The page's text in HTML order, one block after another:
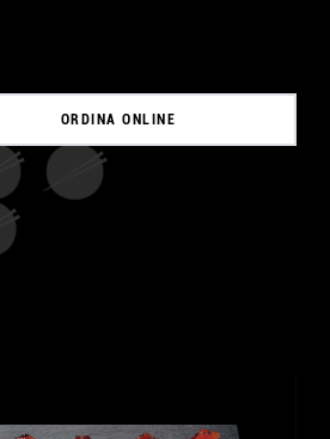
ORDINA ONLINE